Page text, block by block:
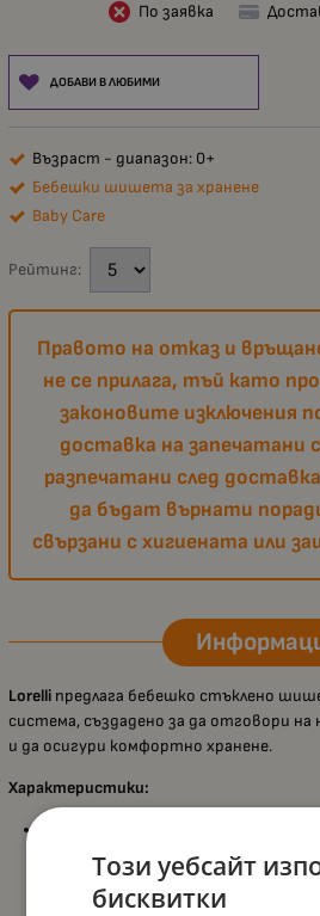
По заявка
ДОБАВИ В ЛЮБИМИ
Възраст - диапазон: 0+
Бебешки шишета за хранене
Baby Care
Рейтинг:
Правото на отказ и
не се прилага, тъй като
законовите изключения
доставка на запечатани
разпечатани след
да бъдат върнати
свързани с хигиената или
Lorelli предлага бебешко стъклено
система, създадено за да отговори
и да осигури комфортно хранене.
Характеристики:
антиколикова система, което
мехурчета и предотвратява
коликата при хранене.
Този уебсайт
бисквитки